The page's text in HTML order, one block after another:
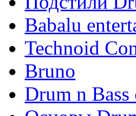
Babalu
Technoid
Bruno
Drum n Bass